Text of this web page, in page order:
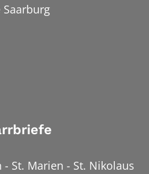
- St. Marien - St. Nikolaus